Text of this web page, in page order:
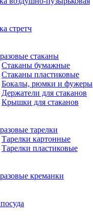
стретч
стаканы
Стаканы бумажные
Стаканы пластиковые
Бокалы, рюмки и фужеры
Держатели для стаканов
Крышки для стаканов
тарелки
Тарелки картонные
Тарелки пластиковые
креманки